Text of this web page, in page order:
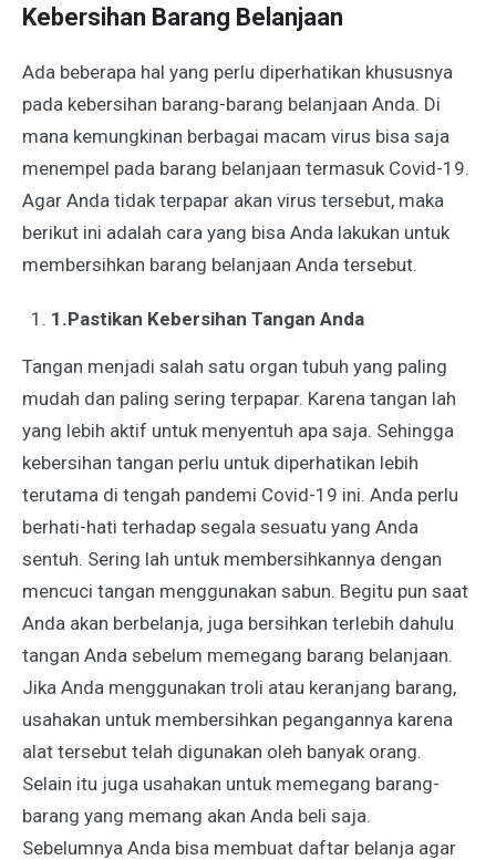
Kebersihan Barang Belanjaan
Ada beberapa hal yang perlu diperhatikan khususnya
pada kebersihan barang-barang belanjaan Anda. Di
mana kemungkinan berbagai macam virus bisa saja
menempel pada barang belanjaan termasuk Covid-19.
Agar Anda tidak terpapar akan virus tersebut, maka
berikut ini adalah cara yang bisa Anda lakukan untuk
membersihkan barang belanjaan Anda tersebut.
1.Pastikan Kebersihan Tangan Anda
Tangan menjadi salah satu organ tubuh yang paling
mudah dan paling sering terpapar. Karena tangan lah
yang lebih aktif untuk menyentuh apa saja. Sehingga
kebersihan tangan perlu untuk diperhatikan lebih
terutama di tengah pandemi Covid-19 ini. Anda perlu
berhati-hati terhadap segala sesuatu yang Anda
sentuh. Sering lah untuk membersihkannya dengan
mencuci tangan menggunakan sabun. Begitu pun saat
Anda akan berbelanja, juga bersihkan terlebih dahulu
tangan Anda sebelum memegang barang belanjaan.
Jika Anda menggunakan troli atau keranjang barang,
usahakan untuk membersihkan pegangannya karena
alat tersebut telah digunakan oleh banyak orang.
Selain itu juga usahakan untuk memegang barang-
barang yang memang akan Anda beli saja.
Sebelumnya Anda bisa membuat daftar belanja agar